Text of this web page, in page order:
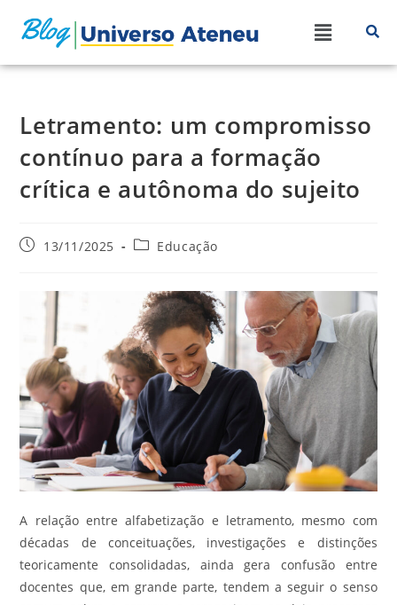
Letramento: um compromisso
contínuo para a formação
crítica e autônoma do sujeito
13/11/2025 Educação
A relação entre alfabetização e letramento, mesmo com
décadas de conceituações, investigações e distinções
teoricamente consolidadas, ainda gera confusão entre
docentes que, em grande parte, tendem a seguir o senso